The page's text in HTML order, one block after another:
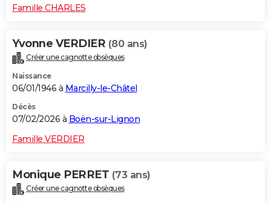
Famille CHARLES
Yvonne VERDIER (80 ans)
Créer une cagnotte obsèques
Naissance
06/01/1946 à Marcilly-le-Châtel
Décès
07/02/2026 à Boën-sur-Lignon
Famille VERDIER
Monique PERRET (73 ans)
Créer une cagnotte obsèques